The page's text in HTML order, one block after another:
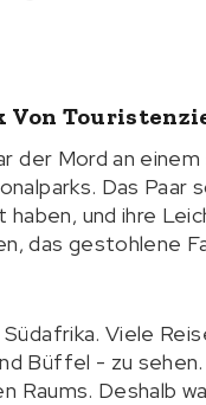
Von
der Mord an einem
Das Paar
und ihre
das gestohlene
Viele
Büffel - zu
Raums. Deshalb